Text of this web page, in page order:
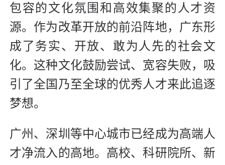
包容的文化氛围和高效集聚的人才资
源。作为改革开放的前沿阵地，广东形
成了务实、开放、敢为人先的社会文
化。这种文化鼓励尝试、宽容失败，吸
引了全国乃至全球的优秀人才来此追逐
梦想。
广州、深圳等中心城市已经成为高端人
才净流入的高地。高校、科研院所、新